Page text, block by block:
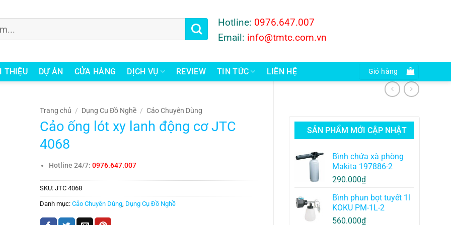
Hotline: 0976.647.007
Email: info@tmtc.com.vn
THIỆU DỰ ÁN CỬA HÀNG DỊCH VỤ REVIEW TIN TỨC LIÊN HỆ Giỏ hàng
SẢN PHẨM MỚI CẬP NHẬT
Bình chứa xà phòng
Makita 197886-2
290.000₫
Bình phun bọt tuyết 1l
KOKU PM-1L-2
560.000₫
Trang chủ / Dụng Cụ Đồ Nghề / Cảo Chuyên Dùng
Cảo ống lót xy lanh động cơ JTC
4068
Hotline 24/7: 0976.647.007
SKU: JTC 4068
Danh mục: Cảo Chuyên Dùng, Dụng Cụ Đồ Nghề